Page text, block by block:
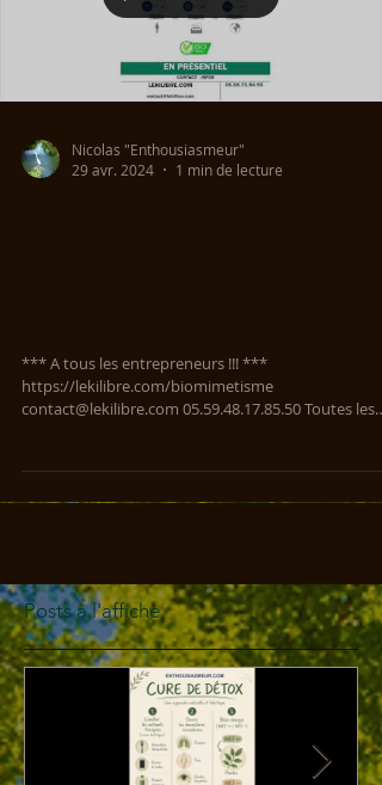
Nicolas "Enthousiasmeur"
29 avr. 2024
1 min de lecture
*** A tous les entrepreneurs !!! ***
https://lekilibre.com/biomimetisme
contact@lekilibre.com 05.59.48.17.85.50 Toutes les
Posts à l'affiche